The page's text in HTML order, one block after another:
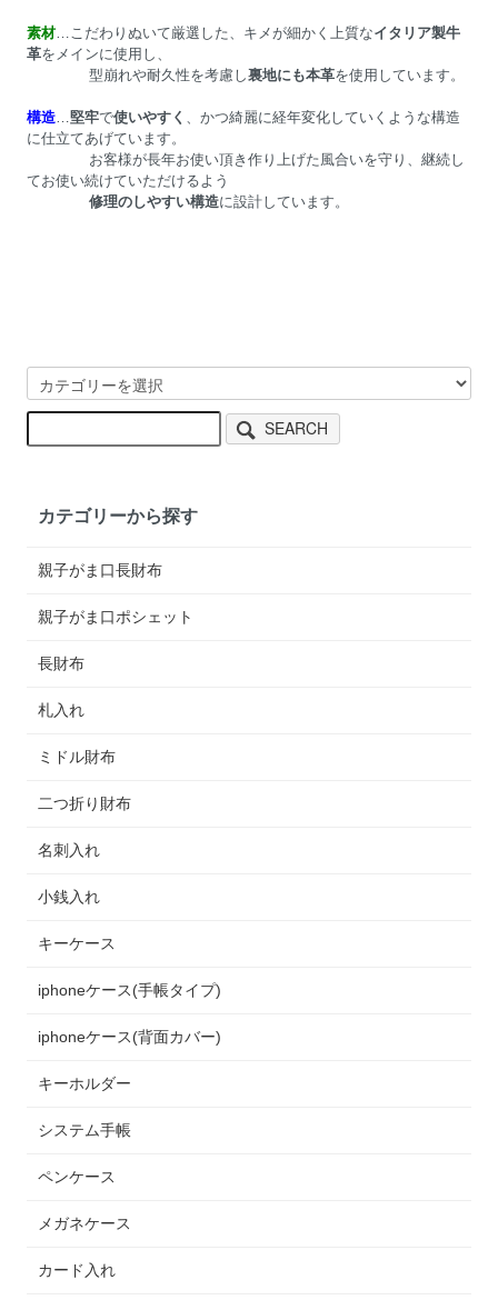
素材…こだわりぬいて厳選した、キメが細かく上質なイタリア製牛
革をメインに使用し、
型崩れや耐久性を考慮し裏地にも本革を使用しています。
構造 …堅牢で使いやすく
、かつ綺麗に経年変化していくような構造
に仕立てあげています。
お客様が長年お使い頂き作り上げた風合いを守り、継続し
てお使い続けていただけるよう
修理のしやすい構造に設計しています。
SEARCH
カテゴリーから探す
親子がま口長財布
親子がま口ポシェット
長財布
札入れ
ミドル財布
二つ折り財布
名刺入れ
小銭入れ
キーケース
iphoneケース(手帳タイプ)
iphoneケース(背面カバー)
キーホルダー
システム手帳
ペンケース
メガネケース
カード入れ